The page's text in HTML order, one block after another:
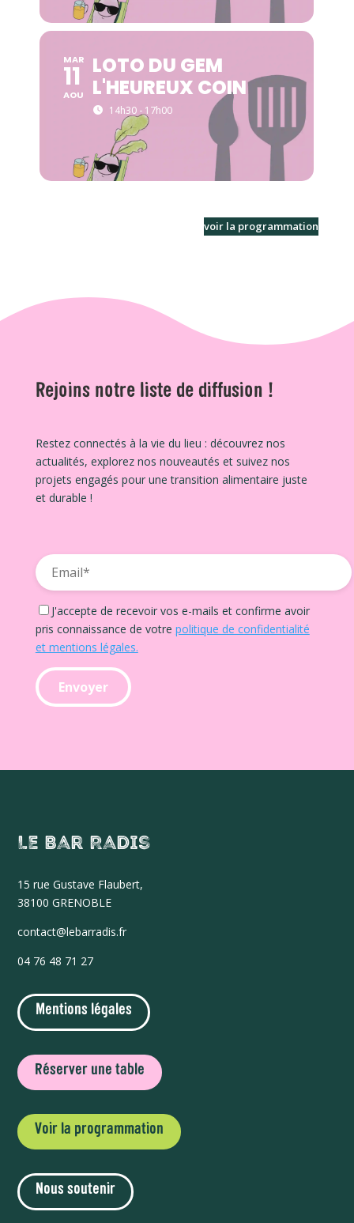
MAR
11
AOU
LOTO DU GEM
L'HEUREUX COIN
14h30 - 17h00
voir la programmation
Rejoins notre liste de diffusion !
Restez connectés à la vie du lieu : découvrez nos
actualités, explorez nos nouveautés et suivez nos
projets engagés pour une transition alimentaire juste
et durable !
J'accepte de recevoir vos e-mails et confirme avoir
pris connaissance de votre politique de confidentialité
et mentions légales.
Le Bar Radis
15 rue Gustave Flaubert,
38100 GRENOBLE
contact@lebarradis.fr
04 76 48 71 27
Mentions légales
Réserver une table
Voir la programmation
Nous soutenir